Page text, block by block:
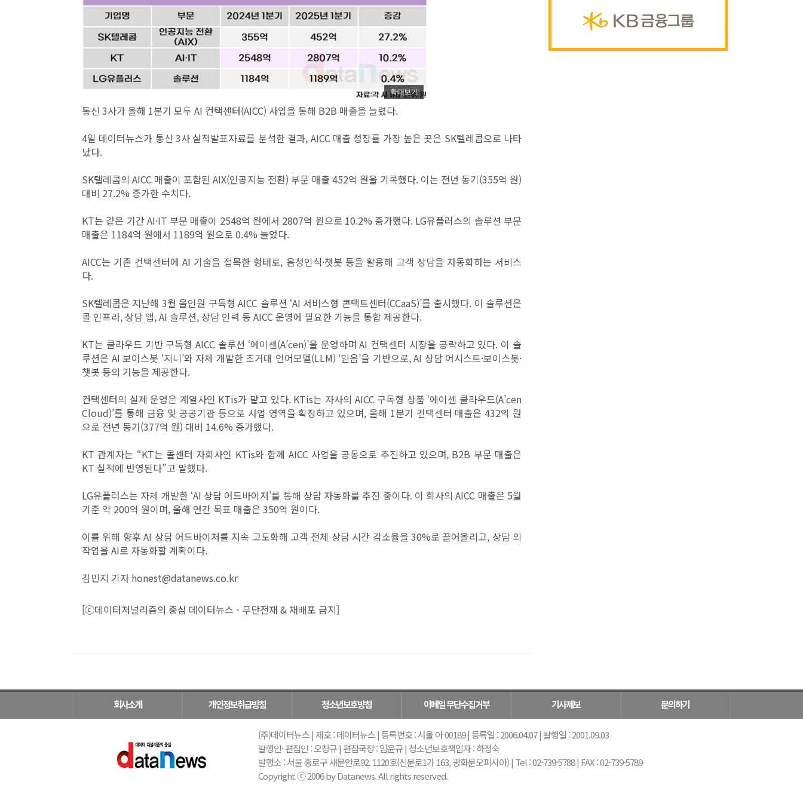
확대보기
통신 3사가 올해 1분기 모두 AI 컨택센터(AICC) 사업을 통해 B2B 매출을 늘렸다.
4일 데이터뉴스가 통신 3사 실적발표자료를 분석한 결과, AICC 매출 성장률 가장 높은 곳은 SK텔레콤으로 나타
났다.
SK텔레콤의 AICC 매출이 포함된 AIX(인공지능 전환) 부문 매출 452억 원을 기록했다. 이는 전년 동기(355억 원)
대비 27.2% 증가한 수치다.
KT는 같은 기간 AI·IT 부문 매출이 2548억 원에서 2807억 원으로 10.2% 증가했다. LG유플러스의 솔루션 부문
매출은 1184억 원에서 1189억 원으로 0.4% 늘었다.
AICC는 기존 컨택센터에 AI 기술을 접목한 형태로, 음성인식·챗봇 등을 활용해 고객 상담을 자동화하는 서비스
다.
SK텔레콤은 지난해 3월 올인원 구독형 AICC 솔루션 ‘AI 서비스형 콘택트센터(CCaaS)’를 출시했다. 이 솔루션은
콜 인프라, 상담 앱, AI 솔루션, 상담 인력 등 AICC 운영에 필요한 기능을 통합 제공한다.
KT는 클라우드 기반 구독형 AICC 솔루션 ‘에이센(A’cen)’을 운영하며 AI 컨택센터 시장을 공략하고 있다. 이 솔
루션은 AI 보이스봇 ‘지니’와 자체 개발한 초거대 언어모델(LLM) ‘믿음’을 기반으로, AI 상담 어시스트·보이스봇·
챗봇 등의 기능을 제공한다.
컨택센터의 실제 운영은 계열사인 KTis가 맡고 있다. KTis는 자사의 AICC 구독형 상품 ‘에이센 클라우드(A’cen
Cloud)’를 통해 금융 및 공공기관 등으로 사업 영역을 확장하고 있으며, 올해 1분기 컨택센터 매출은 432억 원
으로 전년 동기(377억 원) 대비 14.6% 증가했다.
KT 관계자는 “KT는 콜센터 자회사인 KTis와 함께 AICC 사업을 공동으로 추진하고 있으며, B2B 부문 매출은
KT 실적에 반영된다”고 말했다.
LG유플러스는 자체 개발한 ‘AI 상담 어드바이저’를 통해 상담 자동화를 추진 중이다. 이 회사의 AICC 매출은 5월
기준 약 200억 원이며, 올해 연간 목표 매출은 350억 원이다.
이를 위해 향후 AI 상담 어드바이저를 지속 고도화해 고객 전체 상담 시간 감소율을 30%로 끌어올리고, 상담 외
작업을 AI로 자동화할 계획이다.
김민지 기자 honest@datanews.co.kr
[ⓒ데이터저널리즘의 중심 데이터뉴스 - 무단전재 & 재배포 금지]
회사소개 개인정보취급방침 청소년보호방침 이메일 무단수집거부 기사제보 문의하기
(주)데이터뉴스 | 제호 : 데이터뉴스 | 등록번호 : 서울 아 00189 | 등록일 : 2006.04.07 | 발행일 : 2001.09.03
발행인· 편집인 : 오창규 | 편집국장 : 임윤규 | 청소년보호책임자 : 하정숙
발행소 : 서울 종로구 새문안로92. 1120호(신문로1가 163, 광화문오피시아) | Tel : 02-739-5788 | FAX : 02-739-5789
Copyright ⓒ 2006 by Datanews. All rights reserved.